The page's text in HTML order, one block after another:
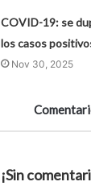
COVID-19: se
los casos
Nov 30, 2025
¡Sin